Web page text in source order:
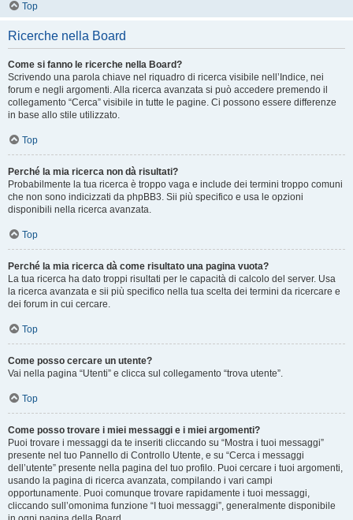
Top
Ricerche nella Board
Come si fanno le ricerche nella Board?
Scrivendo una parola chiave nel riquadro di ricerca visibile nell’Indice, nei
forum e negli argomenti. Alla ricerca avanzata si può accedere premendo il
collegamento “Cerca” visibile in tutte le pagine. Ci possono essere differenze
in base allo stile utilizzato.
Top
Perché la mia ricerca non dà risultati?
Probabilmente la tua ricerca è troppo vaga e include dei termini troppo comuni
che non sono indicizzati da phpBB3. Sii più specifico e usa le opzioni
disponibili nella ricerca avanzata.
Top
Perché la mia ricerca dà come risultato una pagina vuota?
La tua ricerca ha dato troppi risultati per le capacità di calcolo del server. Usa
la ricerca avanzata e sii più specifico nella tua scelta dei termini da ricercare e
dei forum in cui cercare.
Top
Come posso cercare un utente?
Vai nella pagina “Utenti” e clicca sul collegamento “trova utente”.
Top
Come posso trovare i miei messaggi e i miei argomenti?
Puoi trovare i messaggi da te inseriti cliccando su “Mostra i tuoi messaggi”
presente nel tuo Pannello di Controllo Utente, e su “Cerca i messaggi
dell’utente” presente nella pagina del tuo profilo. Puoi cercare i tuoi argomenti,
usando la pagina di ricerca avanzata, compilando i vari campi
opportunamente. Puoi comunque trovare rapidamente i tuoi messaggi,
cliccando sull’omonima funzione “I tuoi messaggi”, generalmente disponibile